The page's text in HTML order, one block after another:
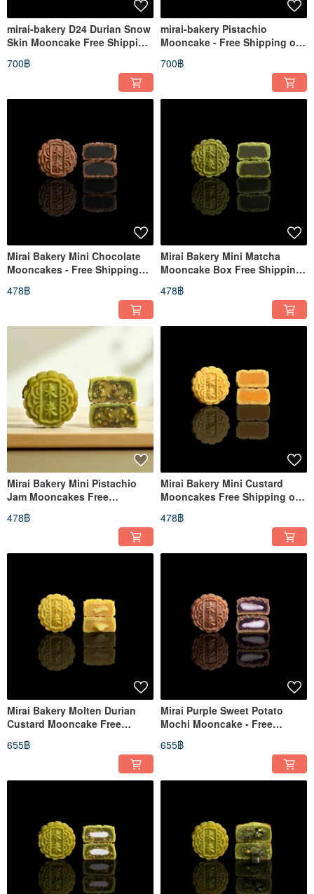
mirai-bakery D24 Durian Snow
Skin Mooncake Free Shipping
on Orders Over $500
700฿
mirai-bakery Pistachio
Mooncake - Free Shipping on
Orders Over $500
700฿
Mirai Bakery Mini Chocolate
Mooncakes - Free Shipping
on orders over $500
478฿
Mirai Bakery Mini Matcha
Mooncake Box Free Shipping
on Orders Over $500
478฿
Mirai Bakery Mini Pistachio
Jam Mooncakes Free
Shipping on Orders Over $500
478฿
Mirai Bakery Mini Custard
Mooncakes Free Shipping on
Orders Over $500
478฿
Mirai Bakery Molten Durian
Custard Mooncake Free
Shipping on Orders Over $500
655฿
Mirai Purple Sweet Potato
Mochi Mooncake - Free
Shipping on Orders Over $500
655฿